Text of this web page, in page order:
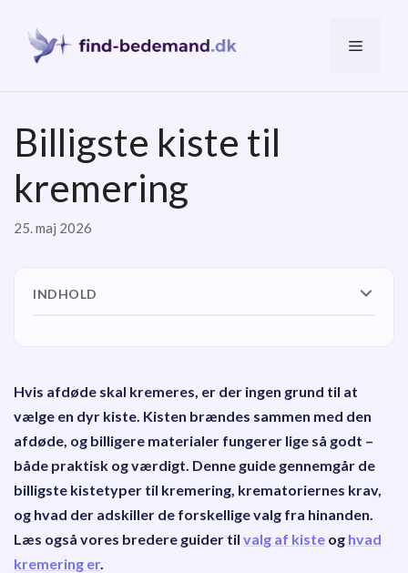
indhold
Menu
Billigste kiste til
kremering
25. maj 2026
INDHOLD
Krematoriers krav til kisten
De billigste typer
Hvad koster de dyreste kister til sammenligning?
Oversigt – pris og egenskaber
Kan jeg selv skaffe kisten?
Hvis afdøde skal kremeres, er der ingen grund til at
vælge en dyr kiste. Kisten brændes sammen med den
afdøde, og billigere materialer fungerer lige så godt –
både praktisk og værdigt. Denne guide gennemgår de
billigste kistetyper til kremering, krematoriernes krav,
og hvad der adskiller de forskellige valg fra hinanden.
Læs også vores bredere guider til valg af kiste og hvad
kremering er.